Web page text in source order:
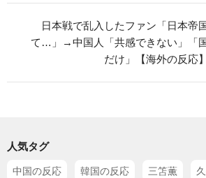
日本戦で乱入したファン「日本帝
て…」→中国人「共感できない」「
だけ」【海外の反応】
人気タグ
中国の反応 韓国の反応 三笘薫